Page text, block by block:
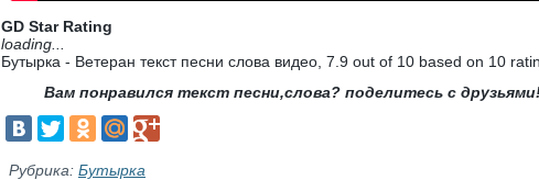
GD Star Rating
loading...
Бутырка - Ветеран текст песни слова видео 7.9 out of 10 based on 10
Вам понравился текст песни,слова? поделитесь с
Рубрика: Бутырка